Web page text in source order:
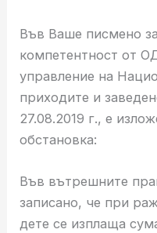
Във Ваше писмено
компетентност от
управление на
приходите и
27.08.2019 г., е
обстановка:
Във вътрешните
записано, че при
дете се изплаща